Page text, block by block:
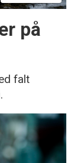
på
falt